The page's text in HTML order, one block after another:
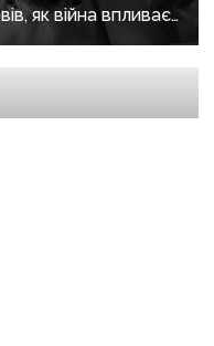
як війна впливає